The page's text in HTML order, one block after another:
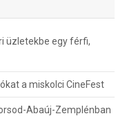
üzletekbe egy férfi,
a miskolci CineFest
Abaúj-Zemplénban